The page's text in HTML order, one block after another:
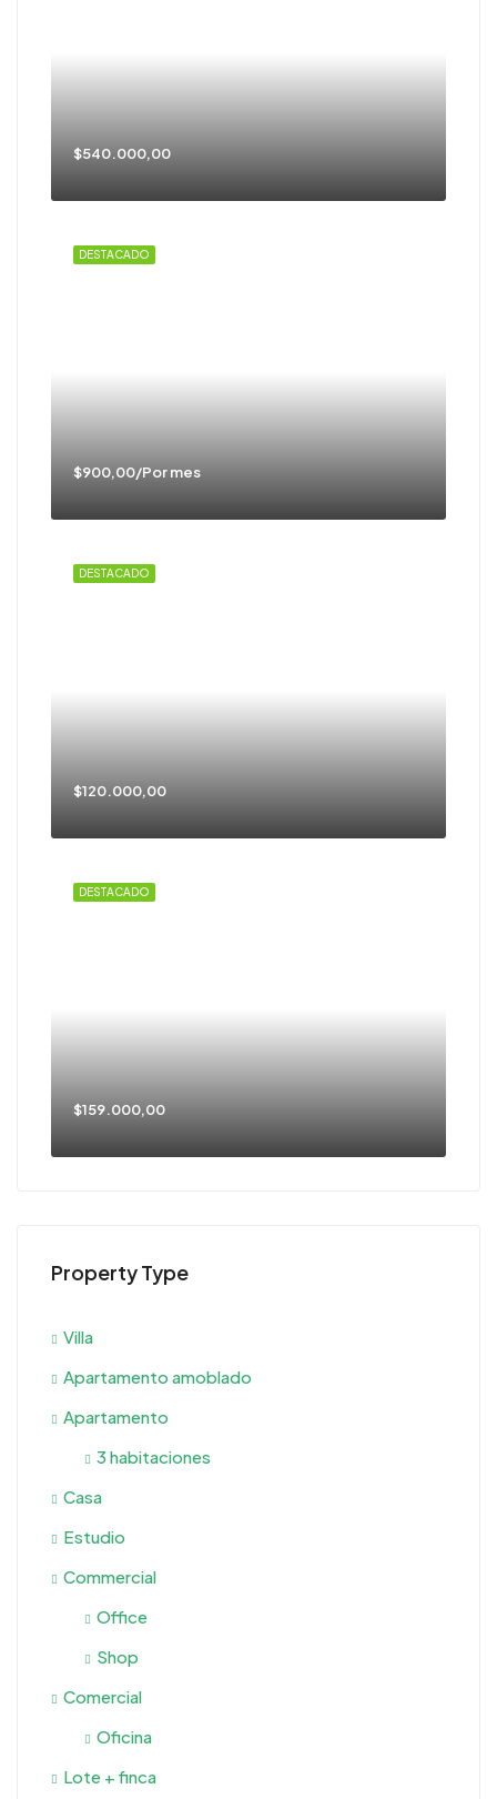
$540.000,00
DESTACADO
$900,00/Por mes
DESTACADO
$120.000,00
DESTACADO
$159.000,00
Property Type
Villa
Apartamento amoblado
Apartamento
3 habitaciones
Casa
Estudio
Commercial
Office
Shop
Comercial
Oficina
Lote + finca